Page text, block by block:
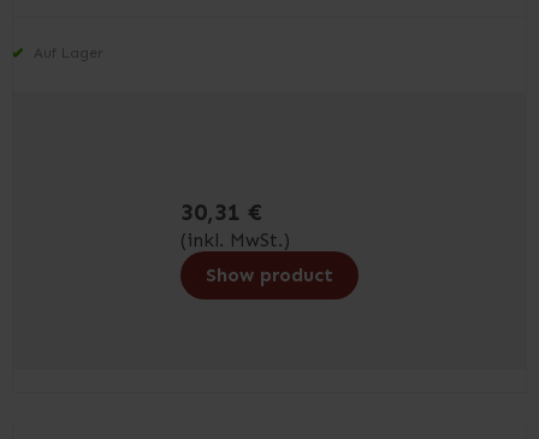
Auf Lager
30,31 €
(inkl. MwSt.)
Show product